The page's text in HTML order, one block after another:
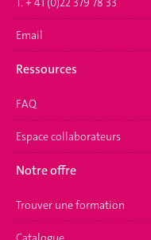
Email
Ressources
FAQ
Espace collaborateurs
Notre offre
Trouver une formation